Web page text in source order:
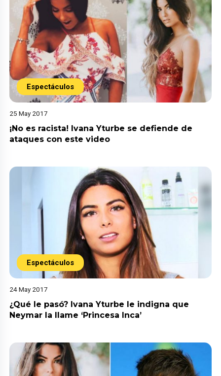
Espectáculos
25 May 2017
¡No es racista! Ivana Yturbe se defiende de
ataques con este video
Espectáculos
24 May 2017
¿Qué le pasó? Ivana Yturbe le indigna que
Neymar la llame ‘Princesa Inca’